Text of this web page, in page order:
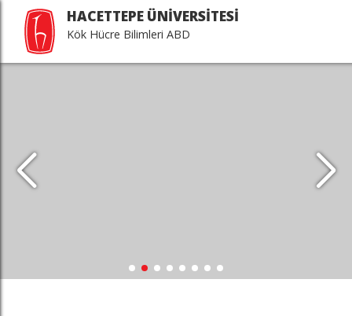
HACETTEPE ÜNİVERSİTESİ
Kök Hücre Bilimleri ABD